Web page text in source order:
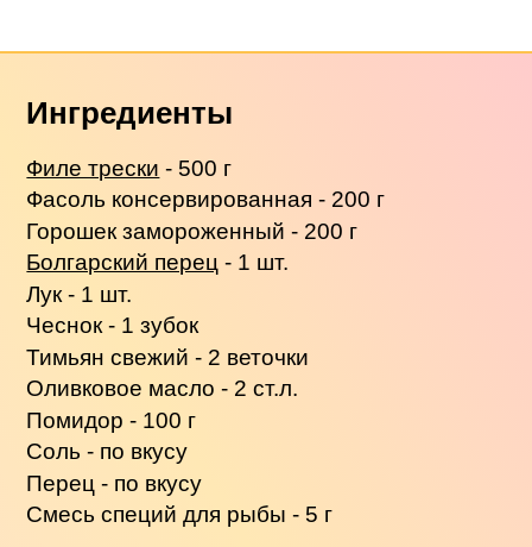
Ингредиенты
Филе трески - 500 г
Фасоль консервированная - 200 г
Горошек замороженный - 200 г
Болгарский перец - 1 шт.
Лук - 1 шт.
Чеснок - 1 зубок
Тимьян свежий - 2 веточки
Оливковое масло - 2 ст.л.
Помидор - 100 г
Соль - по вкусу
Перец - по вкусу
Смесь специй для рыбы - 5 г